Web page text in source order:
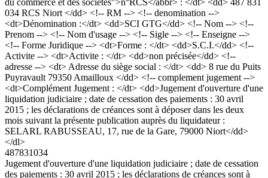
034 RCS Niort </dd> <!-- RM --> <!-- denomination -->
<dt>Dénomination :</dt> <dd>SCI GTG</dd> <!-- Nom --> <!--
Prenom --> <!-- Nom d'usage --> <!-- Sigle --> <!-- Enseigne -->
<!-- Forme Juridique --> <dt>Forme : </dt> <dd>S.C.I.</dd> <!--
Activite --> <dt>Activite : </dt> <dd>non précisée</dd> <!--
adresse --> <dt> Adresse du siège social : </dt> <dd> 8 rue du Puits
Puyravault 79350 Amailloux </dd> <!-- complement jugement -->
<dt>Complément Jugement : </dt> <dd>Jugement d'ouverture d'une
liquidation judiciaire ; date de cessation des paiements : 30 avril
2015 ; les déclarations de créances sont à déposer dans les deux
mois suivant la présente publication auprès du liquidateur :
SELARL RABUSSEAU, 17, rue de la Gare, 79000 Niort</dd>
</dl>
487831034
Jugement d'ouverture d'une liquidation judiciaire ; date de cessation
des paiements : 30 avril 2015 ; les déclarations de créances sont à